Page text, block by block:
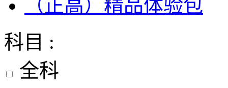
（正高）精品体验包
科目 :
全科